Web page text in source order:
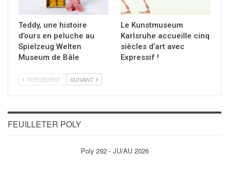
Teddy, une histoire
d’ours en peluche au
Spielzeug Welten
Museum de Bâle
Le Kunstmuseum
Karlsruhe accueille cinq
siècles d’art avec
Expressif !
PRÉCÉDENT SUIVANT
FEUILLETER POLY
Poly 292 - JU/AU 2026